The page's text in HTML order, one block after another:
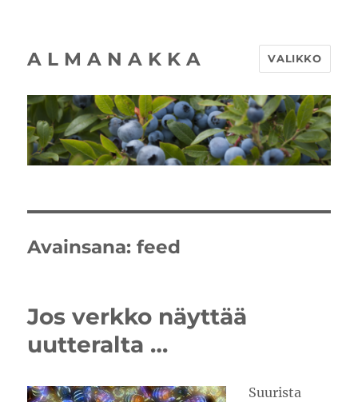
A L M A N A K K A VALIKKO
Avainsana:feed
Jos verkko näyttää
uutteralta …
Suurista